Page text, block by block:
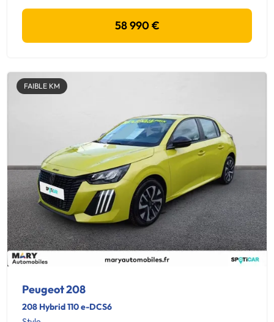
58 990 €
FAIBLE KM
Peugeot 208
208 Hybrid 110 e-DCS6